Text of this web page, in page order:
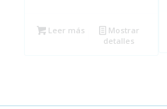
Leer más
Mostrar
detalles